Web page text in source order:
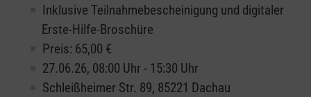
Inklusive Teilnahmebescheinigung und digitaler
Erste-Hilfe-Broschüre
Preis: 65,00 €
27.06.26, 08:00 Uhr - 15:30 Uhr
Schleißheimer Str. 89, 85221 Dachau